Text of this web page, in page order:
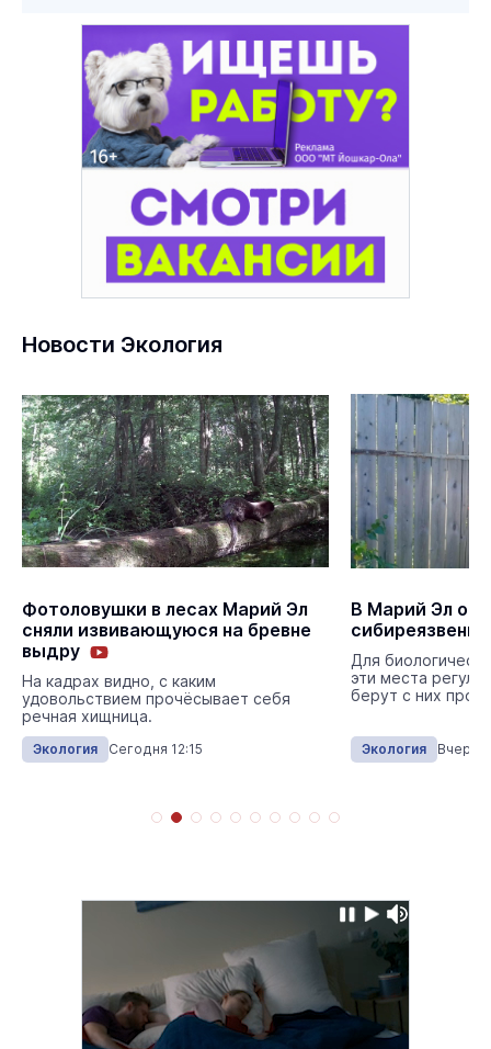
Новости Экология
Фотоловушки в лесах Марий Эл
сняли извивающуюся на бревне
выдру
На кадрах видно, с каким
удовольствием прочёсывает себя
речная хищница.
Экология Сегодня 12:15
В Марий Эл
Для
эти места
берут с них
Экология Вчера